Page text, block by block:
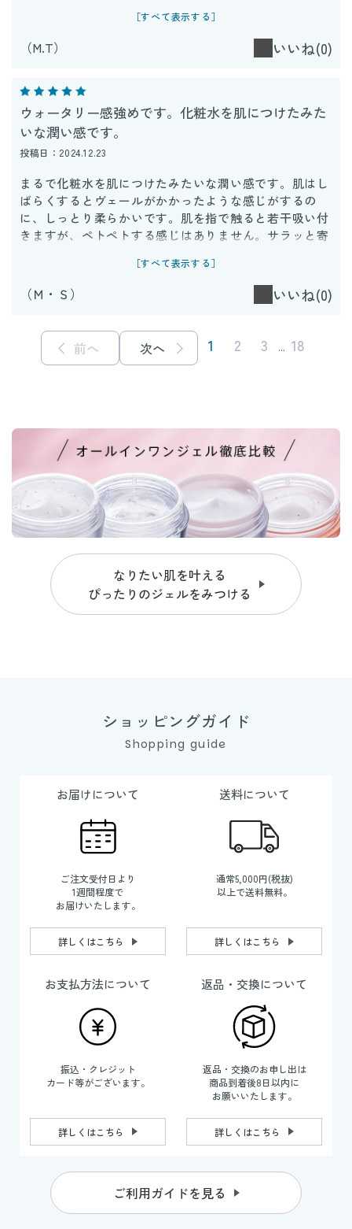
［すべて表示する］
（M.T） いいね(0)
ウォータリー感強めです。化粧水を肌につけたみた
いな潤い感です。
投稿日：2024.12.23
まるで化粧水を肌につけたみたいな潤い感です。肌はし
ばらくするとヴェールがかかったような感じがするの
に、しっとり柔らかいです。肌を指で触ると若干吸い付
きますが、ペトペトする感じはありません。サラッと寄
手軽なこちら1つで大丈夫でした。乾燥からくるシワが
ふっくらしてきました。
［すべて表示する］
（Ｍ・Ｓ） いいね(0)
前へ 1 2 3 ... 18
次へ
なりたい肌を叶える
ぴったりのジェルをみつける
ショッピングガイド
Shopping guide
お届けについて
ご注文受付日より
1週間程度で
お届けいたします。
詳しくはこちら
送料について
通常5,000円(税抜)
以上で送料無料。
詳しくはこちら
お支払方法について
振込・クレジット
カード等がございます。
詳しくはこちら
返品・交換について
返品・交換のお申し出は
商品到着後8日以内に
お願いいたします。
詳しくはこちら
ご利用ガイドを見る